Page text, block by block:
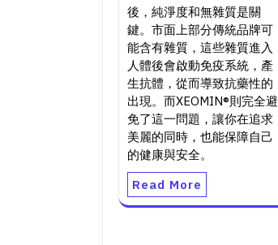
後，純淨度和無雜質是關
鍵。市面上部分傳統品牌可
能含有雜質，這些雜質進入
人體後會啟動免疫系統，產
生抗體，從而導致抗藥性的
出現。而XEOMIN®則完全避
免了這一問題，讓你在追求
美麗的同時，也能保障自己
的健康與安全。
Read More